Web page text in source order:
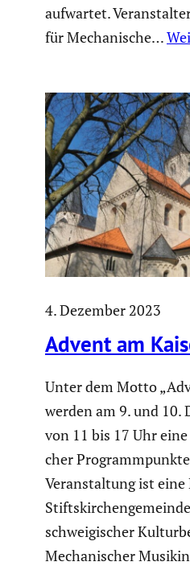
aufwartet.
für Mecha­ni­sche…
4. Dezember 2023
Advent am
Unter dem Motto
werden am 9. und 10.
von 11 bis 17 Uhr
cher
Veran­stal­tung ist
schwei­gi­scher
Mecha­ni­scher